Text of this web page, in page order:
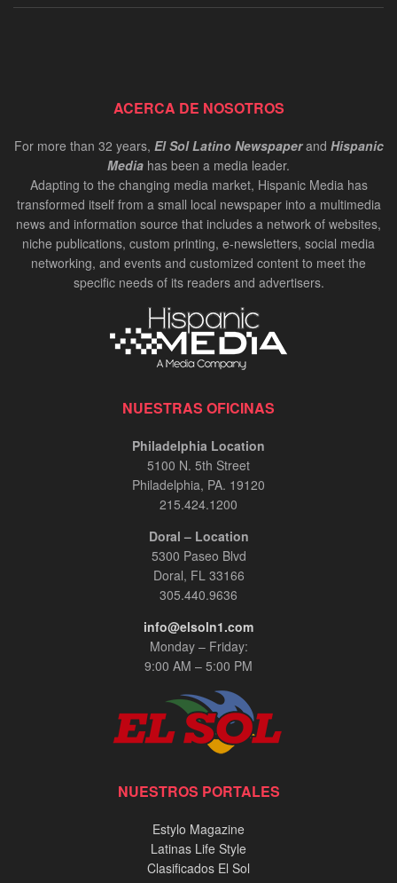
ACERCA DE NOSOTROS
For more than 32 years, El Sol Latino Newspaperand Hispanic
Media has been a media leader.
Adapting to the changing media market, Hispanic Media has
transformed itself from a small local newspaper into a multimedia
news and information source that includes a network of websites,
niche publications, custom printing, e-newsletters, social media
networking, and events and customized content to meet the
specific needs of its readers and advertisers.
NUESTRAS OFICINAS
Philadelphia Location
5100 N. 5th Street
Philadelphia, PA. 19120
215.424.1200
Doral – Location
5300 Paseo Blvd
Doral, FL 33166
305.440.9636
info@elsoln1.com
Monday – Friday:
9:00 AM – 5:00 PM
NUESTROS PORTALES
Estylo Magazine
Latinas Life Style
Clasificados El Sol